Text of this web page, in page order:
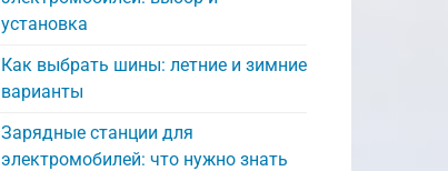
установка
Как выбрать шины: летние и зимние
варианты
Зарядные станции для
электромобилей: что нужно знать